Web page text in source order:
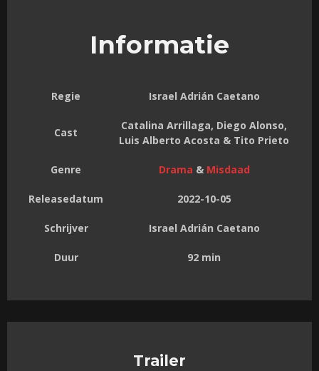
Informatie
Regie Israel Adrián Caetano
Cast
Catalina Arrillaga, Diego Alonso,
Luis Alberto Acosta & Tito Prieto
Genre Drama & Misdaad
Releasedatum 2022-10-05
Schrijver Israel Adrián Caetano
Duur 92 min
Trailer